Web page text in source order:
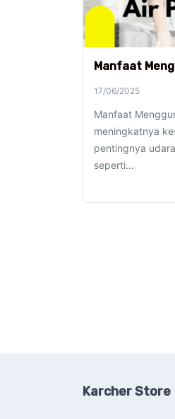
Manfaat
17/06/2025
Manfaat
meningkatnya
pentingnya
seperti…
Karcher Store